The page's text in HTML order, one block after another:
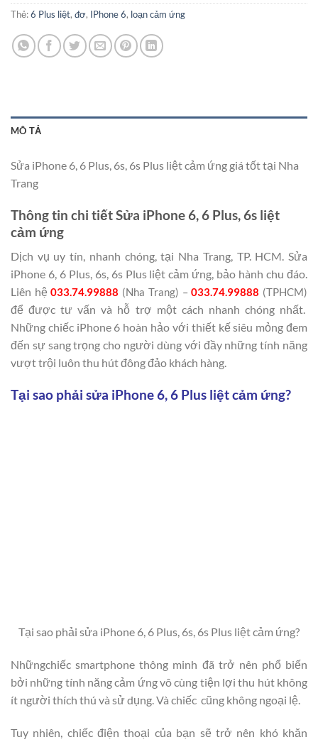
Thẻ:6 Plus liệt, đơ, IPhone 6, loạn cảm ứng
MÔ TẢ
Sửa iPhone 6, 6 Plus, 6s, 6s Plus liệt cảm ứng giá tốt tại Nha
Trang
Thông tin chi tiết Sửa iPhone 6, 6 Plus, 6s liệt
cảm ứng
Dịch vụ uy tín, nhanh chóng, tại Nha Trang, TP. HCM. Sửa
iPhone 6, 6 Plus, 6s, 6s Plus liệt cảm ứng, bảo hành chu đáo.
Liên hệ033.74.99888 (Nha Trang) –033.74.99888 (TPHCM)
để được tư vấn và hỗ trợ một cách nhanh chóng nhất.
Những chiếc iPhone 6 hoàn hảo với thiết kế siêu mỏng đem
đến sự sang trọng cho người dùng với đầy những tính năng
vượt trội luôn thu hút đông đảo khách hàng.
Tại sao phải sửa iPhone 6, 6 Plus liệt cảm ứng?
Tại sao phải sửa iPhone 6, 6 Plus, 6s, 6s Plus liệt cảm ứng?
Nhữngchiếc smartphone thông minh đã trở nên phổ biến
bởi những tính năng cảm ứng vô cùng tiện lợi thu hút không
ít người thích thú và sử dụng. Và chiếc cũng không ngoại lệ.
Tuy nhiên, chiếc điện thoại của bạn sẽ trở nên khó khăn